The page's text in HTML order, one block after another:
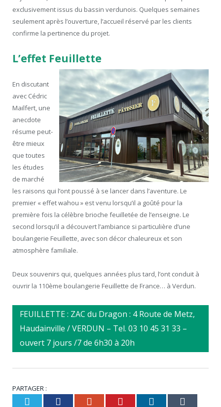
exclusivement issus du bassin verdunois. Quelques semaines
seulement après l’ouverture, l’accueil réservé par les clients
confirme la pertinence du projet.
L’effet Feuillette
En discutant
avec Cédric
Mailfert, une
anecdote
résume peut-
être mieux
que toutes
les études
de marché
les raisons qui l’ont poussé à se lancer dans l’aventure. Le
premier « effet wahou » est venu lorsqu’il a goûté pour la
première fois la célèbre brioche feuilletée de l’enseigne. Le
second lorsqu’il a découvert l’ambiance si particulière d’une
boulangerie Feuillette, avec son décor chaleureux et son
atmosphère familiale.
Deux souvenirs qui, quelques années plus tard, l’ont conduit à
ouvrir la 110ème boulangerie Feuillette de France… à Verdun.
FEUILLETTE : ZAC du Dragon : 4 Route de Metz,
Haudainville / VERDUN – Tel. 03 10 45 31 33 –
ouvert 7 jours /7 de 6h30 à 20h
PARTAGER :
TwitterFacebookGoogle+Pinterest
LinkedIn